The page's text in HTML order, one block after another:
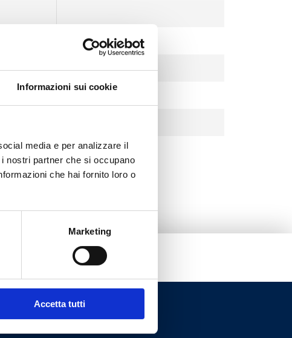
Informazioni sui cookie
media e per analizzare il
nostri partner che si occupano
che hai fornito loro o
Marketing
Accetta tutti